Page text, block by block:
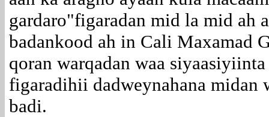
gardaro"figaradan mid la mid ah
badankood ah in Cali Maxamad
qoran warqadan waa
figaradihii dadweynahana midan
badi.